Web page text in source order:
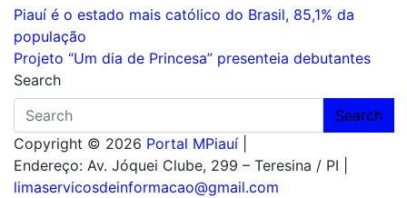
Navegação
de
Post
Piauí é o estado mais católico do Brasil, 85,1% da
população
Projeto “Um dia de Princesa” presenteia debutantes
Search
Search
Copyright © 2026 Portal MPiauí
Endereço: Av. Jóquei Clube, 299 – Teresina / PI
limaservicosdeinformacao@gmail.com